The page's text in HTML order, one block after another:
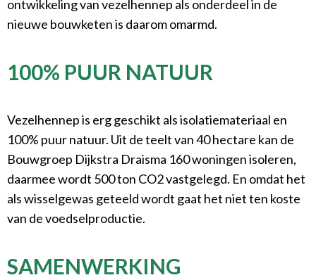
ontwikkeling van vezelhennep als onderdeel in de
nieuwe bouwketen is daarom omarmd.
100% PUUR NATUUR
Vezelhennep is erg geschikt als isolatiemateriaal en
100% puur natuur. Uit de teelt van 40 hectare kan de
Bouwgroep Dijkstra Draisma 160 woningen isoleren,
daarmee wordt 500 ton CO2 vastgelegd. En omdat het
als wisselgewas geteeld wordt gaat het niet ten koste
van de voedselproductie.
SAMENWERKING